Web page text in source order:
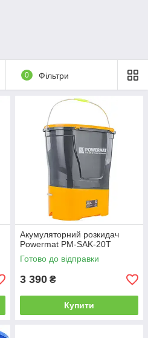
0 Фільтри
Акумуляторний розкидач
Powermat PM-SAK-20T
Готово до відправки
3 390 ₴
Купити